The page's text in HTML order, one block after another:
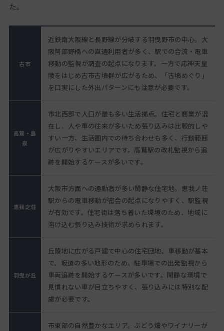
た。
古市
近鉄南大阪線と長野線が分岐する羽曳野市の中心。大
阪阿部野橋への直通利用者が多く、駅での合流・電車
移動の監視が調査の起点になります。一方で応神天皇
陵をはじめ古市古墳群が広がるため、「古墳めぐり」
を口実にした外出パターンにも注意が必要です。
高鷲・島
泉
市北西部で人口が最も多い生活拠点。住宅と商業が混
在し、人や車の往来が多いため張り込みは比較的しや
すい一方、生活圏内での待ち合わせも多く、行動範囲
が広がりやすいエリアです。高鷲駅の改札監視から追
跡を開始するケースが多いです。
恵我之荘
大阪市方面への通勤者が多い閑静な住宅地。恵我ノ荘
駅からの電車移動が密会の起点になりやすく、駅監視
が有効です。住宅街は落ち着いた環境のため、地域に
溶け込む張り込み技術が求められます。
羽曳が丘
丘陵地に広がる戸建て中心の住宅団地。車移動が基本
で、坂道の多い地形のため、駐車場での出発監視から
車両追跡を開始するケースが多いです。閑静な環境で
見慣れない車が目立ちやすく、張り込みには特別な配
慮が必要です。
市東部の自然豊かなエリア。ぶどう畑やワイナリーが